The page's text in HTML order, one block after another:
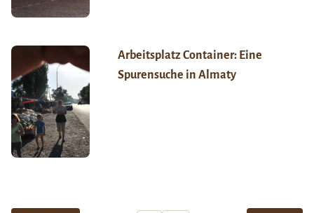
Arbeitsplatz Container: Eine
Spurensuche in Almaty